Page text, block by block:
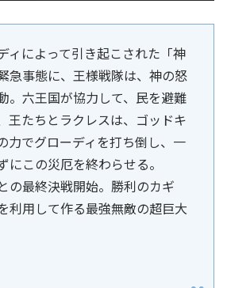
ィによって引き起こされた「神
急事態に、王様戦隊は、神の怒
。六王国が協力して、民を避難
王たちとラクレスは、ゴッドキ
力でグローディを打ち倒し、一
にこの災厄を終わらせる。
の最終決戦開始。勝利のカギ
利用して作る最強無敵の超巨大